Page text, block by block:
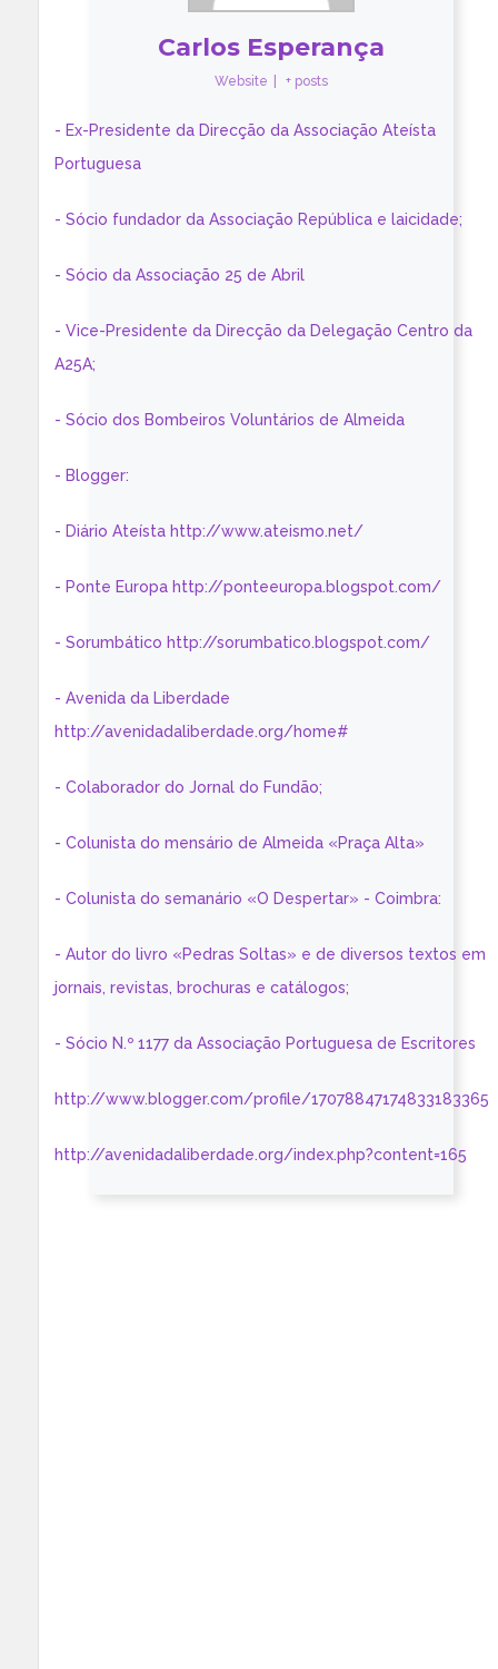
Carlos Esperança
Website + posts
- Ex-Presidente da Direcção da Associação Ateísta
Portuguesa
- Sócio fundador da Associação República e laicidade;
- Sócio da Associação 25 de Abril
- Vice-Presidente da Direcção da Delegação Centro da
A25A;
- Sócio dos Bombeiros Voluntários de Almeida
- Blogger:
- Diário Ateísta http://www.ateismo.net/
- Ponte Europa http://ponteeuropa.blogspot.com/
- Sorumbático http://sorumbatico.blogspot.com/
- Avenida da Liberdade
http://avenidadaliberdade.org/home#
- Colaborador do Jornal do Fundão;
- Colunista do mensário de Almeida «Praça Alta»
- Colunista do semanário «O Despertar» - Coimbra:
- Autor do livro «Pedras Soltas» e de diversos textos em
jornais, revistas, brochuras e catálogos;
- Sócio N.º 1177 da Associação Portuguesa de Escritores
http://www.blogger.com/profile/17078847174833183365
http://avenidadaliberdade.org/index.php?content=165